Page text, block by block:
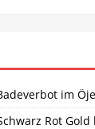
im
Rot